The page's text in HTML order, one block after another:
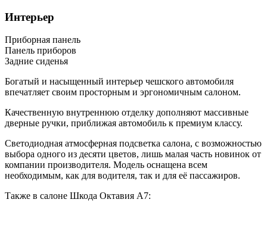
Интерьер
Приборная панель
Панель приборов
Задние сиденья
Богатый и насыщенный интерьер чешского автомобиля
впечатляет своим просторным и эргономичным салоном.
Качественную внутреннюю отделку дополняют массивные
дверные ручки, приближая автомобиль к премиум классу.
Светодиодная атмосферная подсветка салона, с возможностью
выбора одного из десяти цветов, лишь малая часть новинок от
компании производителя. Модель оснащена всем
необходимым, как для водителя, так и для её пассажиров.
Также в салоне Шкода Октавия А7: